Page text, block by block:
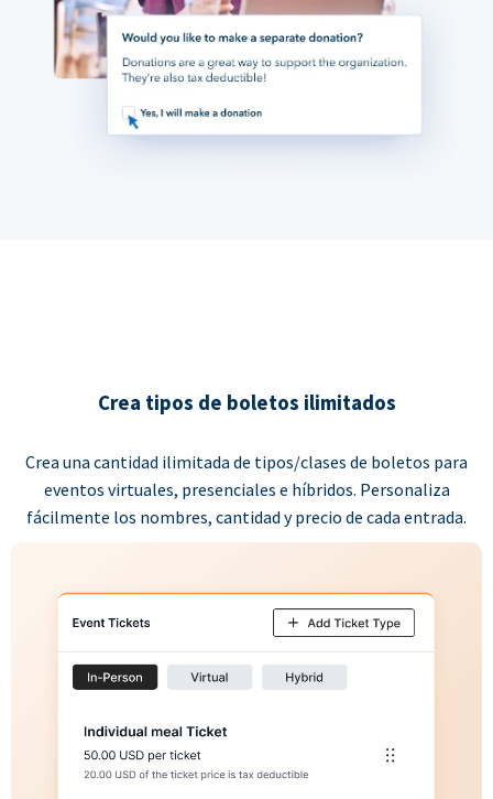
Crea tipos de boletos ilimitados
Crea una cantidad ilimitada de tipos/clases de boletos para
eventos virtuales, presenciales e híbridos. Personaliza
fácilmente los nombres, cantidad y precio de cada entrada.